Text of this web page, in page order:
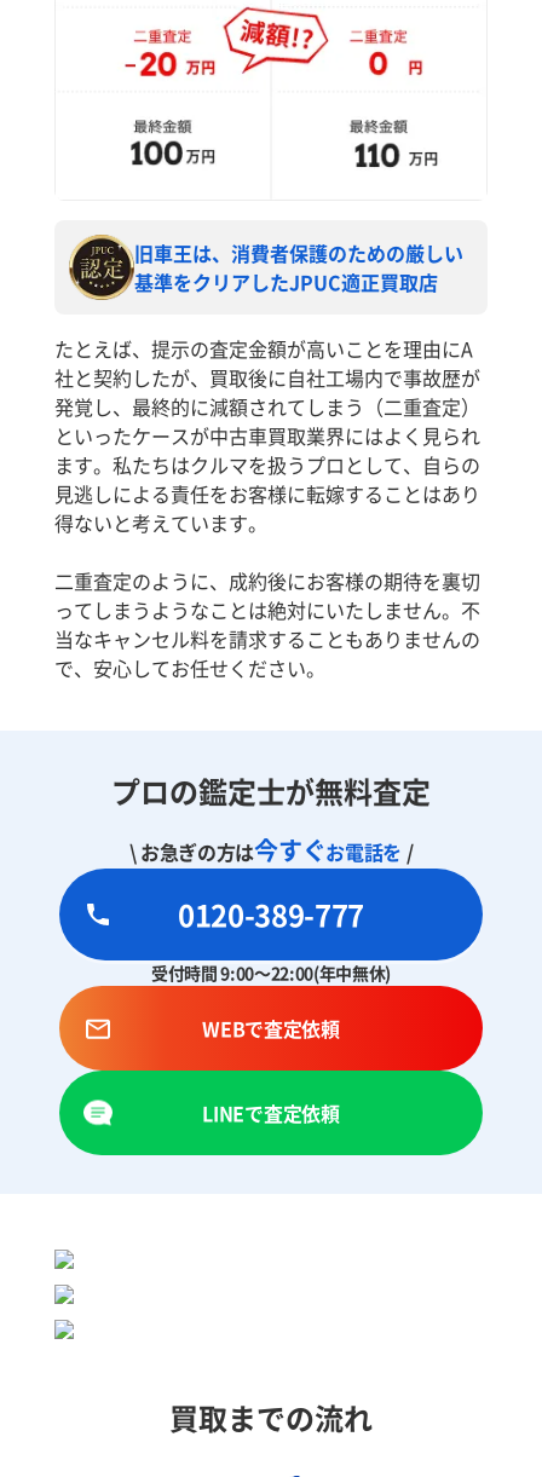
旧車王は、消費者保護のための厳しい
基準をクリアしたJPUC適正買取店
たとえば、提示の査定金額が高いことを理由にA
社と契約したが、買取後に自社工場内で事故歴が
発覚し、最終的に減額されてしまう（二重査定）
といったケースが中古車買取業界にはよく見られ
ます。私たちはクルマを扱うプロとして、自らの
見逃しによる責任をお客様に転嫁することはあり
得ないと考えています。
二重査定のように、成約後にお客様の期待を裏切
ってしまうようなことは絶対にいたしません。不
当なキャンセル料を請求することもありませんの
で、安心してお任せください。
プロの鑑定士が無料査定
\ お急ぎの方は今すぐお電話を /
0120-389-777
受付時間 9:00～22:00(年中無休)
WEBで査定依頼
LINEで査定依頼
買取までの流れ